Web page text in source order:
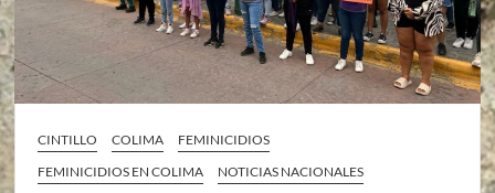
CINTILLO COLIMA
FEMINICIDIOS
FEMINICIDIOS EN COLIMA
NOTICIAS NACIONALES